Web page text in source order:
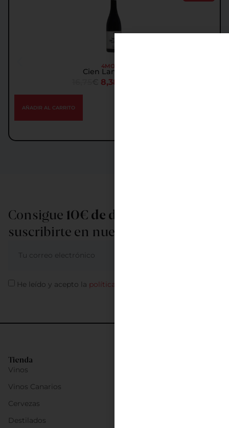
4MONOS
Cien Lanzas 2017
8,38
AÑADIR AL CARRITO
Tienda
Vinos
Vinos Canarios
Cervezas
Destilados
Consigue 10€ de descuento
suscribirte en nuestra newsletter
He leído y acepto la política de privacidad